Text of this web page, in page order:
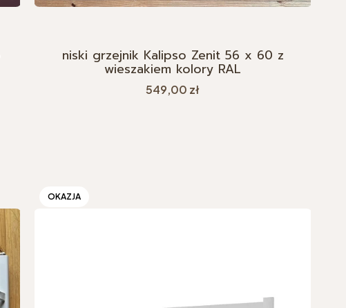
niski grzejnik Kalipso Zenit 56 x 60 z
wieszakiem kolory RAL
Cena
549,00 zł
OKAZJA